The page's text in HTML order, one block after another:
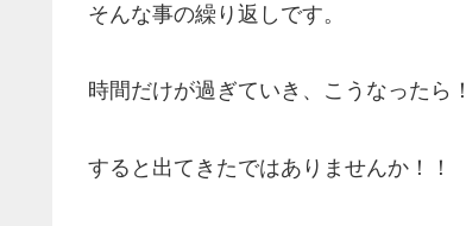
そんな事の繰り返しです。
時間だけが過ぎていき、こうなった
すると出てきたではありませんか！！